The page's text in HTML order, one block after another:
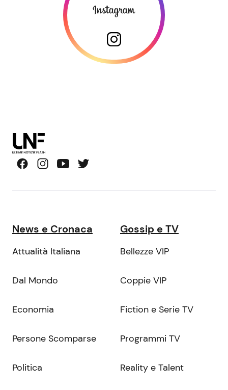
News e Cronaca
Attualità Italiana
Dal Mondo
Economia
Persone Scomparse
Politica
Gossip e TV
Bellezze VIP
Coppie VIP
Fiction e Serie TV
Programmi TV
Reality e Talent